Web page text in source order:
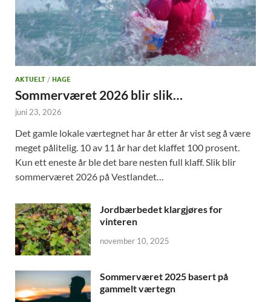
AKTUELT / HAGE
Sommerværet 2026 blir slik…
juni 23, 2026
Det gamle lokale værtegnet har år etter år vist seg å være
meget pålitelig. 10 av 11 år har det klaffet 100 prosent.
Kun ett eneste år ble det bare nesten full klaff. Slik blir
sommerværet 2026 på Vestlandet…
Jordbærbedet klargjøres for
vinteren
november 10, 2025
Sommerværet 2025 basert på
gammelt værtegn